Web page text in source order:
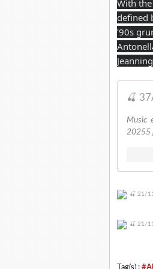
With
defined
’90s
🍒
Music
20255
Tag(s) :